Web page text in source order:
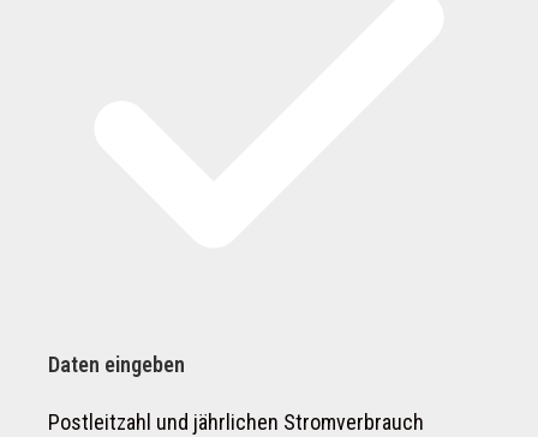
Daten eingeben
Postleitzahl und jährlichen Stromverbrauch